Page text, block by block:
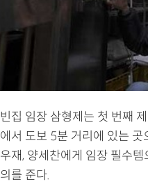
빈집 임장 삼형제는 첫 번째
에서 도보 5분 거리에 있는
우재, 양세찬에게 임장 필수
의를 준다.